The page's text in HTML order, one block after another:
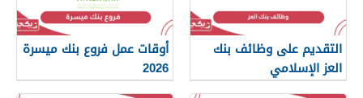
التقديم على وظائف بنك
العز الإسلامي
أوقات عمل فروع بنك ميسرة
2026